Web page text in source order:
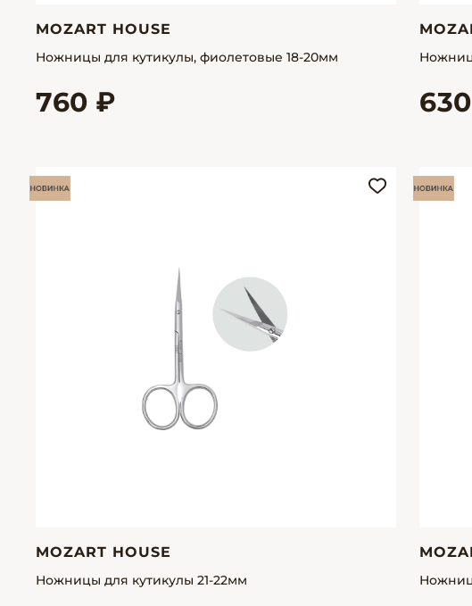
MOZART HOUSE
Ножницы для кутикулы, фиолетовые 18-20мм
760 ₽
MOZART HOUSE
Ножницы для кутикулы 21-22мм